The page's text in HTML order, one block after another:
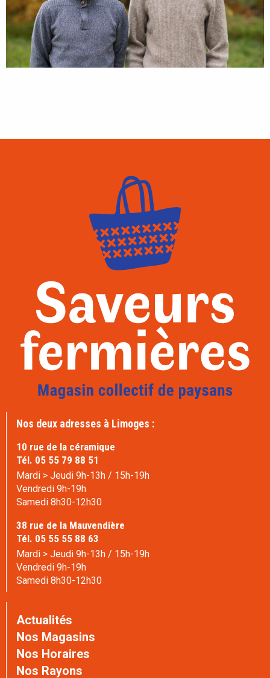
Nos deux adresses à Limoges :
10 rue de la céramique
Tél. 05 55 79 88 51
Mardi > Jeudi 9h-13h / 15h-19h
Vendredi 9h-19h
Samedi 8h30-12h30
38 rue de la Mauvendière
Tél. 05 55 55 88 63
Mardi > Jeudi 9h-13h / 15h-19h
Vendredi 9h-19h
Samedi 8h30-12h30
Actualités
Nos Magasins
Nos Horaires
Nos Rayons